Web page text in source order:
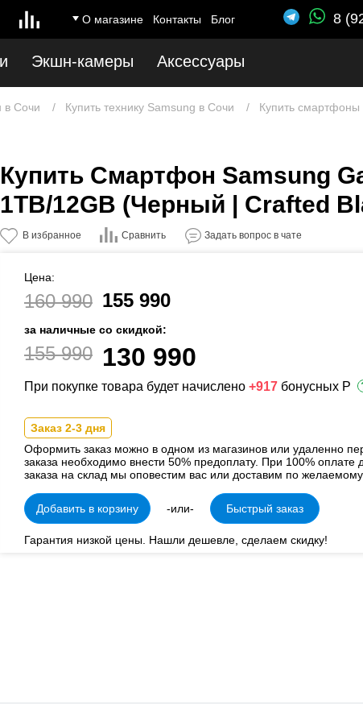
О магазине Контакты Блог 8
Экшн-камеры Аксессуары
в Сочи Купить технику Samsung в Сочи Купить
Купить Смартфон Samsung
1TB/12GB (Черный | Crafted
В избранное Сравнить Задать вопрос в чате
Цена:
160 990 155 990
за наличные со скидкой:
155 990 130 990
При покупке товара будет начислено +917 бонусных Р
Заказ 2-3 дня
Оформить заказ можно в одном из магазинов или удаленно
заказа необходимо внести 50% предоплату. При 100% оплате
заказа на склад мы оповестим вас или доставим по желаемому
Добавить в корзину -или- Быстрый заказ
Гарантия низкой цены. Нашли дешевле, сделаем скидку!